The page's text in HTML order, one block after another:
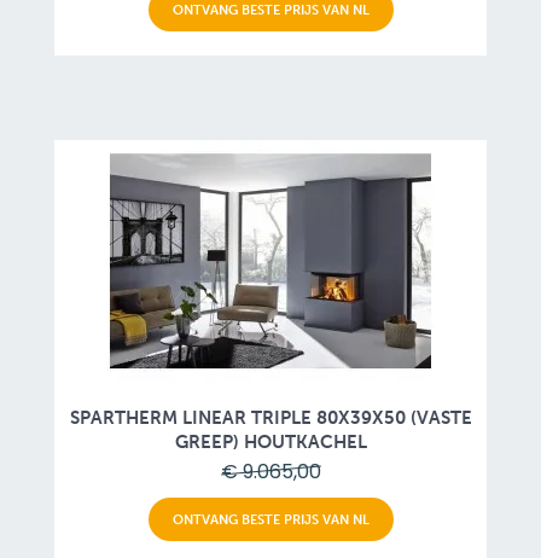
ONTVANG BESTE PRIJS VAN NL
SPARTHERM LINEAR TRIPLE 80X39X50 (VASTE
GREEP) HOUTKACHEL
€ 9.065,00
ONTVANG BESTE PRIJS VAN NL